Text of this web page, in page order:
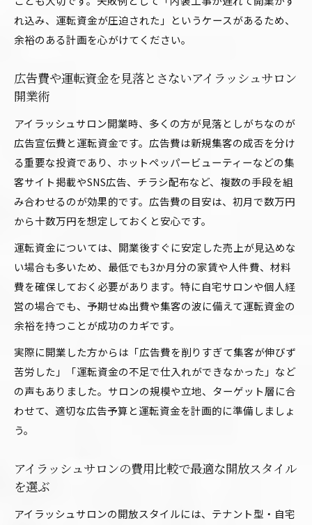
サービス差別化で選ばれるアイラッシュサロン
作り
ックリスト
れ込み、運転資金が圧迫された」というケースがあるため、
余裕のある計画を心がけてください。
広告費や運転資金を見落とさないアイラッシュサロン
開業術
アイラッシュサロン開業時、多くの方が見落としがちなのが
広告宣伝費と運転資金です。広告費は新規集客の成否を分け
る重要な投資であり、ホットペッパービューティーなどの集
客サイト掲載やSNS広告、チラシ配布など、複数の手段を組
み合わせるのが効果的です。広告費の目安は、初月で数万円
から十数万円を想定しておくと安心です。
運転資金については、開業後すぐに安定した売上が見込めな
い場合も多いため、最低でも3か月分の家賃や人件費、材料
費を確保しておく必要があります。特に自宅サロンや個人経
営の場合でも、予期せぬ出費や集客の波に備えて運転資金の
余裕を持つことが成功のカギです。
実際に開業した方からは「広告費を削りすぎて集客が伸びず
苦労した」「運転資金の不足で仕入れができなかった」など
の声もありました。サロンの規模や立地、ターゲット層に合
わせて、適切な広告予算と運転資金を計画的に準備しましょ
う。
アイラッシュサロンの費用比較で最適な開放スタイル
を選ぶ
アイラッシュサロンの開放スタイルには、テナント型・自宅